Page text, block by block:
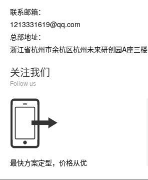
联系邮箱：
1213331619@qq.com
总部地址：
浙江省杭州市余杭区杭州未来研创园A座三楼
关注我们
Follow us
最快方案定型，价格从优